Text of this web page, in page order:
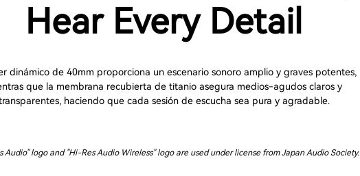
Hear Every Detail
dinámico de 40mm proporciona un escenario sonoro amplio y graves potentes,
que la membrana recubierta de titanio asegura medios-agudos claros y
haciendo que cada sesión de escucha sea pura y agradable.
Audio" logo and "Hi-Res Audio Wireless" logo are used under license from Japan Audio Society.